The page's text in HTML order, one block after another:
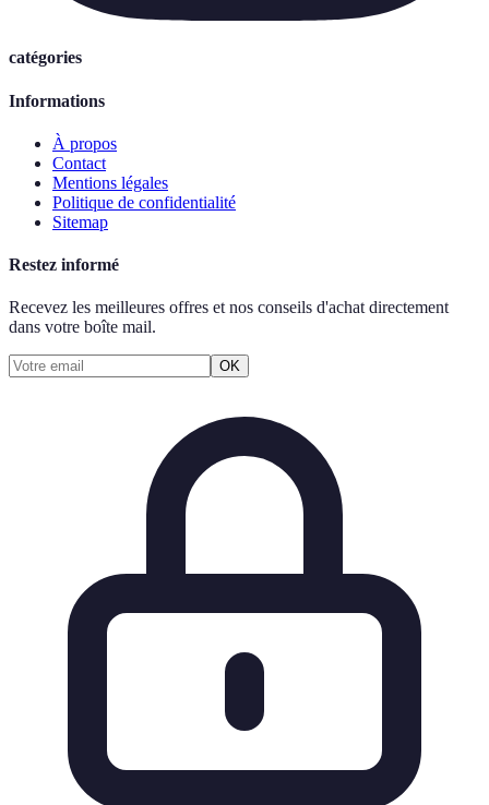
catégories
Informations
À propos
Contact
Mentions légales
Politique de confidentialité
Sitemap
Restez informé
Recevez les meilleures offres et nos conseils d'achat directement
dans votre boîte mail.
OK